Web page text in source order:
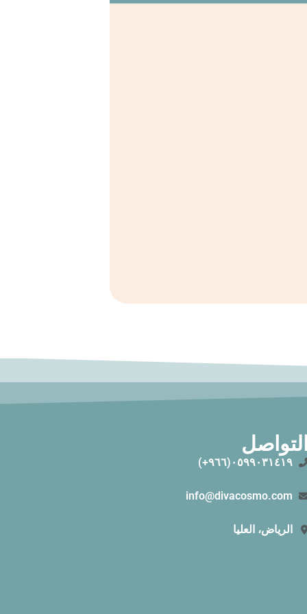
٠٥٩٩٠٣١٤١٩(٩٦٦+)
info@divacosmo.com
الرياض، العليا